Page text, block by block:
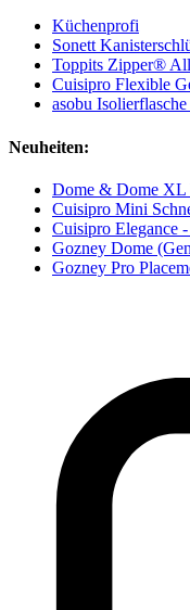
Küchenprofi
Sonett
Toppits Zipper®
Cuisipro Flexible
asobu
Neuheiten:
Dome & Dome XL
Cuisipro Mini
Cuisipro Elegance
Gozney Dome
Gozney Pro